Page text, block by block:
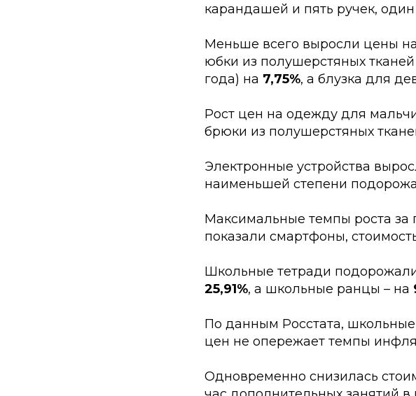
карандашей и пять ручек,
Меньше всего выросли цены
юбки из полушерстяных
года) на 7,75%, а блузка для
Рост цен на одежду для
брюки из полушерстяных
Электронные устройства
наименьшей степени
Максимальные темпы роста за
показали смартфоны,
Школьные тетради
25,91%, а школьные ранцы – на
По данным Росстата,
цен не опережает темпы
Одновременно снизилась